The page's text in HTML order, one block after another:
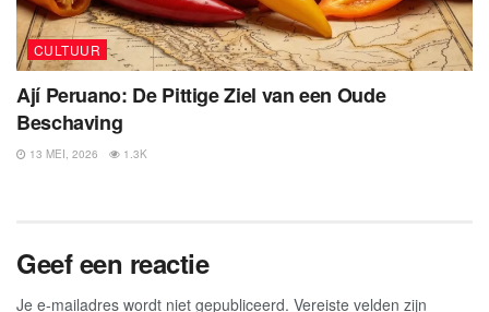
CULTUUR
Ají Peruano: De Pittige Ziel van een Oude
Beschaving
13 MEI, 2026 1.3K
Geef een reactie
Je e-mailadres wordt niet gepubliceerd. Vereiste velden zijn